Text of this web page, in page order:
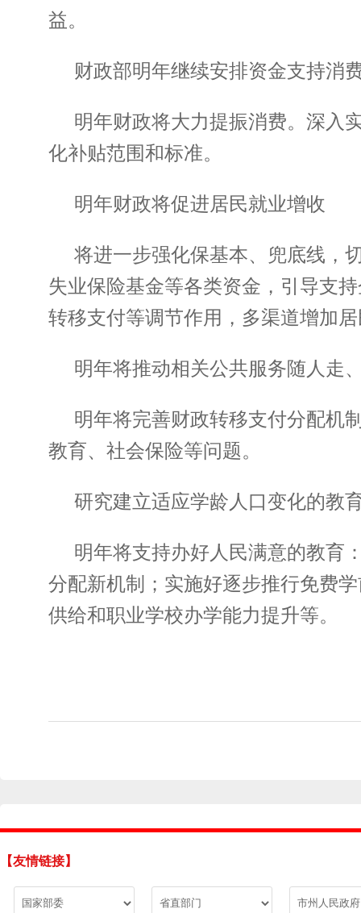
益。
财政部明年继续安排资金支持消
明年财政将大力提振消费。深入
化补贴范围和标准。
明年财政将促进居民就业增收
将进一步强化保基本、兜底线，
失业保险基金等各类资金，引导支
转移支付等调节作用，多渠道增加
明年将推动相关公共服务随人走
明年将完善财政转移支付分配机
教育、社会保险等问题。
研究建立适应学龄人口变化的教
明年将支持办好人民满意的教育
分配新机制；实施好逐步推行免费
供给和职业学校办学能力提升等。
【友情链接】